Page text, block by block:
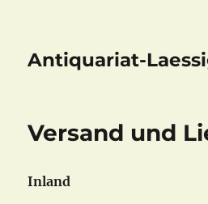
Antiquariat-
Versand und
Inland